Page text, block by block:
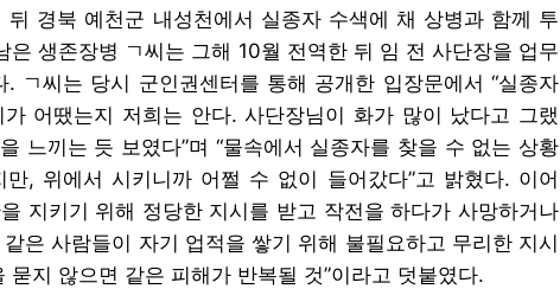
경북 예천군 내성천에서 실종자 수색에 채 상병과 함께 투
은 생존장병 ㄱ씨는 그해 10월 전역한 뒤 임 전 사단장을 업무
. ㄱ씨는 당시 군인권센터를 통해 공개한 입장문에서 “실종자
어땠는지 저희는 안다. 사단장님이 화가 많이 났다고 그랬
느끼는 듯 보였다”며 “물속에서 실종자를 찾을 수 없는 상황
, 위에서 시키니까 어쩔 수 없이 들어갔다”고 밝혔다. 이어
지키기 위해 정당한 지시를 받고 작전을 하다가 사망하거나
은 사람들이 자기 업적을 쌓기 위해 불필요하고 무리한 지시
묻지 않으면 같은 피해가 반복될 것”이라고 덧붙였다.